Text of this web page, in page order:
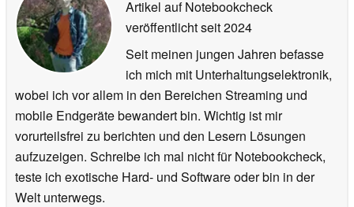
Artikel auf Notebookcheck
veröffentlichtseit 2024
Seit meinen jungen Jahren befasse
ich mich mit Unterhaltungselektronik,
wobei ich vor allem in den Bereichen Streaming und
mobile Endgeräte bewandert bin. Wichtig ist mir
vorurteilsfrei zu berichten und den Lesern Lösungen
aufzuzeigen. Schreibe ich mal nicht für Notebookcheck,
teste ich exotische Hard- und Software oder bin in der
Welt unterwegs.